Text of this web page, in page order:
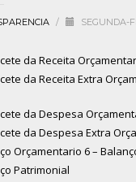
/ SEGUNDA-
da Receita
da Receita Extra
da Despesa
da Despesa Extra
Orçamentario 6 –
Patrimonial